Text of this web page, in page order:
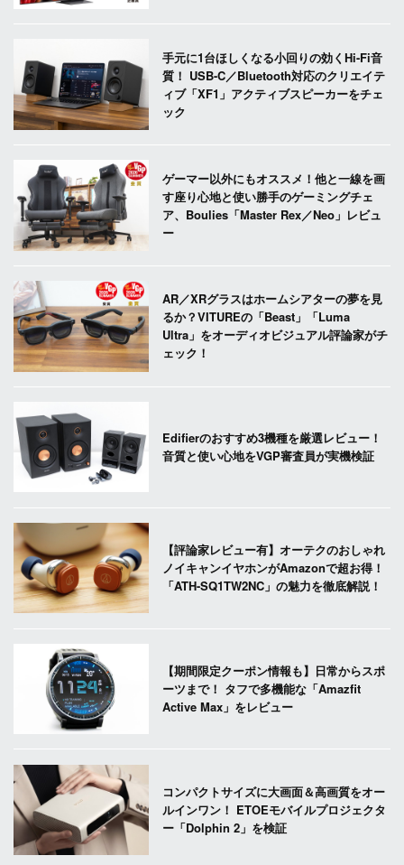
手元に1台ほしくなる小回りの効くHi-Fi音
質！ USB-C／Bluetooth対応のクリエイテ
ィブ「XF1」アクティブスピーカーをチェ
ック
ゲーマー以外にもオススメ！他と一線を画
す座り心地と使い勝手のゲーミングチェ
ア、Boulies「Master Rex／Neo」レビュ
ー
AR／XRグラスはホームシアターの夢を見
るか？VITUREの「Beast」「Luma
Ultra」をオーディオビジュアル評論家がチ
ェック！
Edifierのおすすめ3機種を厳選レビュー！
音質と使い心地をVGP審査員が実機検証
【評論家レビュー有】オーテクのおしゃれ
ノイキャンイヤホンがAmazonで超お得！
「ATH-SQ1TW2NC」の魅力を徹底解説！
【期間限定クーポン情報も】日常からスポ
ーツまで！ タフで多機能な「Amazfit
Active Max」をレビュー
コンパクトサイズに大画面＆高画質をオー
ルインワン！ ETOEモバイルプロジェクタ
ー「Dolphin 2」を検証